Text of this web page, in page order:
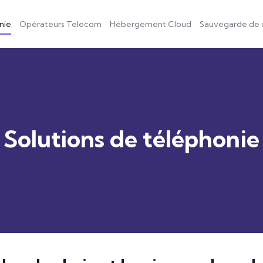
Opérateurs Telecom Hébergement Cloud Sauvegarde de
Solutions de téléphonie